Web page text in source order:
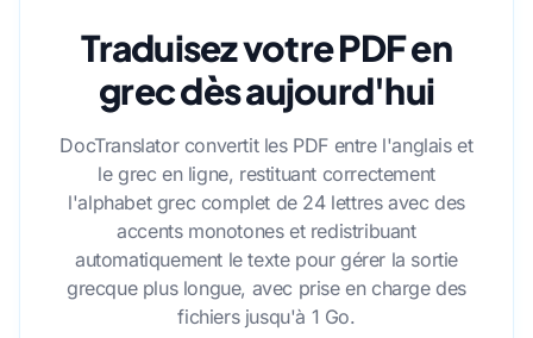
Traduisez votre PDF en
grec dès aujourd'hui
DocTranslator convertit les PDF entre l'anglais et
le grec en ligne, restituant correctement
l'alphabet grec complet de 24 lettres avec des
accents monotones et redistribuant
automatiquement le texte pour gérer la sortie
grecque plus longue, avec prise en charge des
fichiers jusqu'à 1 Go.